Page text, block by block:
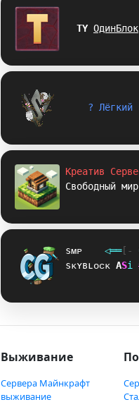
]L ОдинБлок
? Лёгкий
Креатив
Свободный
sᴍᴘ ◁══[‐
sᴋʏʙʟᴏᴄᴋ S@i
Выживание
Сервера Майнкрафт
выживание